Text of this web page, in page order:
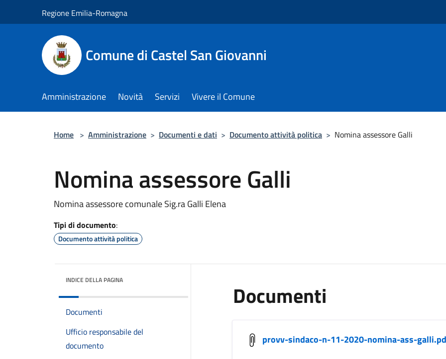
Regione Emilia-Romagna
Comune di Castel San Giovanni
Amministrazione Novità Servizi Vivere il Comune
Home > Amministrazione > Documenti e dati > Documento attività politica > Nomina assessore Galli
Nomina assessore Galli
Nomina assessore comunale Sig.ra Galli Elena
Tipi di documento:
Documento attività politica
INDICE DELLA PAGINA
Documenti
Ufficio responsabile del
documento
Documenti
provv-sindaco-n-11-2020-nomina-ass-